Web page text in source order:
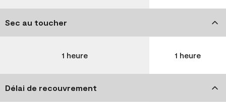
Sec au toucher
1 heure 1 heure
Délai de recouvrement